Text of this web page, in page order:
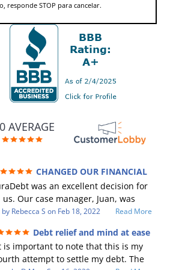
responde STOP para cancelar.
AVERAGE
CHANGED OUR FINANCIAL
(credit 200 Points / 90 K in debt
GONE)
was an excellent decision for
us. Our case manager, Juan, was
incredible to work with. He and Julio
Every communication was quickly
to and all of our questions
answered. We were able to clear
by Rebecca S on Feb 18, 2022 Read More
Debt relief and mind at ease
is important to note that this is my
attempt to settle my debt. The